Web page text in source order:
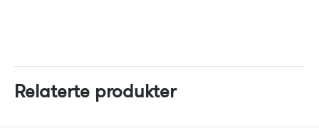
Relaterte produkter